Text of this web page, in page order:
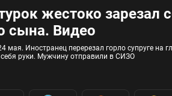
жестоко
сына. Видео
мая. Иностранец перерезал горло супруге на
руки. Мужчину отправили в СИЗО